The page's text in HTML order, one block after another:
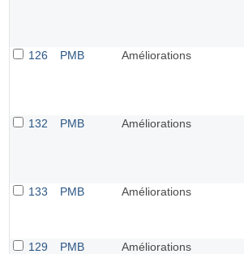
126 PMB Améliorations
132 PMB Améliorations
133 PMB Améliorations
129 PMB Améliorations